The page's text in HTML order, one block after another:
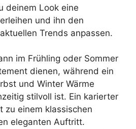
deinem Look eine
und ihn den
Trends anpassen.
im Frühling oder Sommer
dienen, während ein
und Winter Wärme
stilvoll ist. Ein karierter
zu einem klassischen
eleganten Auftritt.